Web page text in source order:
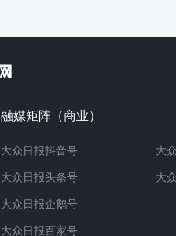
融媒矩阵（商业）
大众日报抖音号
大众日报头条号
大众日报企鹅号
大众日报百家号
大
大